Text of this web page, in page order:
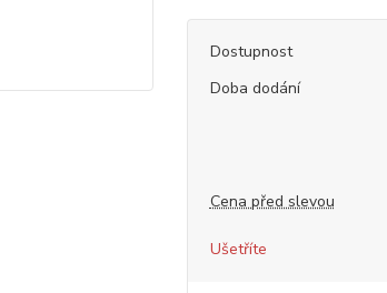
Dostupnost
Doba dodání
Cena před slevou
Ušetříte